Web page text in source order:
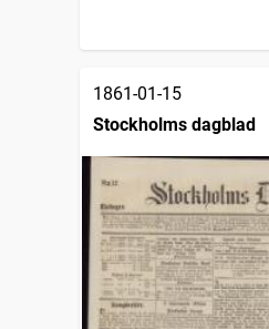
1861-01-15
Stockholms dagblad